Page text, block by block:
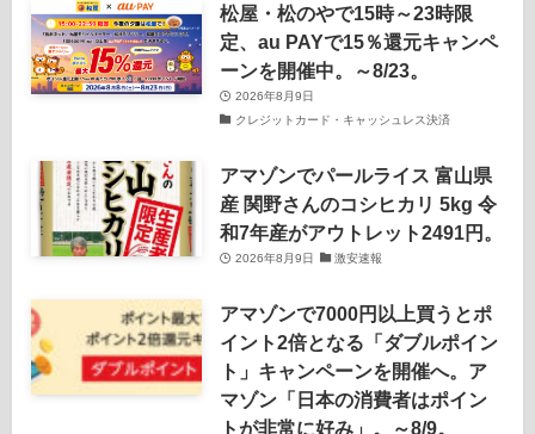
松屋・松のやで15時～23時限
定、au PAYで15％還元キャンペ
ーンを開催中。～8/23。
2026年8月9日
クレジットカード・キャッシュレス決済
アマゾンでパールライス 富山県
産 関野さんのコシヒカリ 5kg 令
和7年産がアウトレット2491円。
2026年8月9日 激安速報
アマゾンで7000円以上買うとポ
イント2倍となる「ダブルポイン
ト」キャンペーンを開催へ。ア
マゾン「日本の消費者はポイン
トが非常に好み」。～8/9。